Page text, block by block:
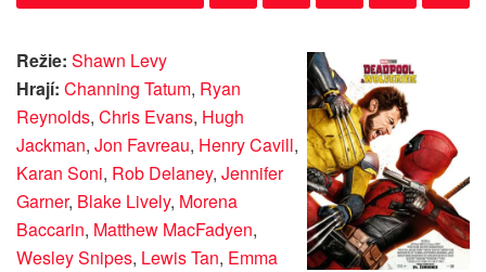
Režie: Shawn Levy
Hrají: Channing Tatum, Ryan
Reynolds, Chris Evans, Hugh
Jackman, Jon Favreau, Henry Cavill,
Karan Soni, Rob Delaney, Jennifer
Garner, Blake Lively, Morena
Baccarin, Matthew MacFadyen,
Wesley Snipes, Lewis Tan, Emma